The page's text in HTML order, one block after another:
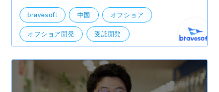
企業をご紹介させて頂きます。 bravesoftは設立の翌
年より中国で
bravesoft 中国 オフショア
オフショア開発 受託開発
開発実績